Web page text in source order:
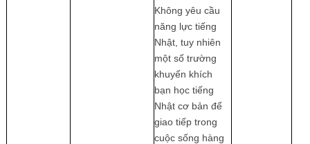
Không yêu cầu
năng lực tiếng
Nhật, tuy nhiên
một số trường
khuyến khích
bạn học tiếng
Nhật cơ bản để
giao tiếp trong
cuộc sống hàng